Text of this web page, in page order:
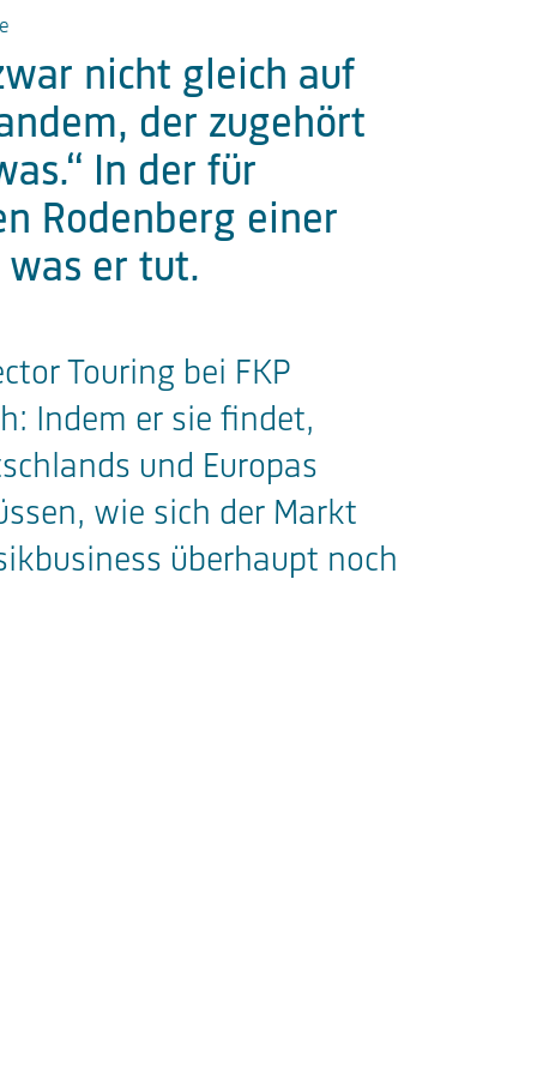
nicht gleich auf
der zugehört
In der für
Rodenberg einer
was er tut.
Touring bei FKP
Indem er sie findet,
und Europas
wie sich der Markt
überhaupt noch